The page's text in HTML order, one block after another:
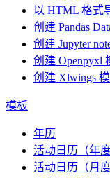
以 HTML 格式
创建 Pandas
创建 Jupyter
创建 Openpyxl
创建 Xlwings
模板
年历
活动日历（年度
活动日历（月度